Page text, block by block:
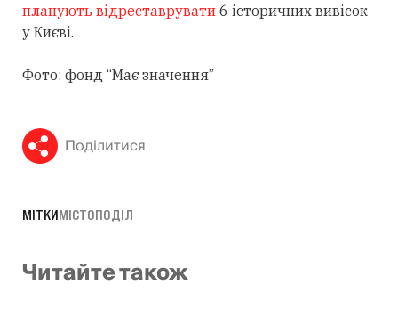
планують відреставрувати 6 історичних вивісок
у Києві.
Фото: фонд “Має значення”
Поділитися
МІТКИМІСТОПОДІЛ
Читайте також